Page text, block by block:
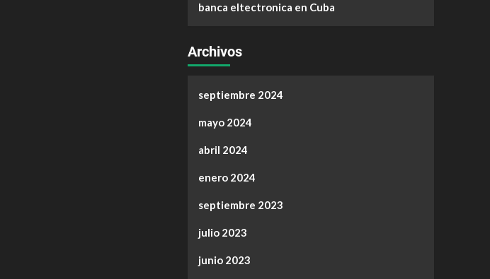
banca eltectronica en Cuba
Archivos
septiembre 2024
mayo 2024
abril 2024
enero 2024
septiembre 2023
julio 2023
junio 2023